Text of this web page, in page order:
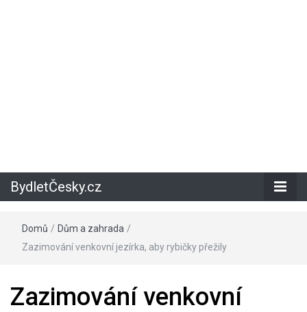
BydletČesky.cz
Domů / Dům a zahrada /
Zazimování venkovní jezírka, aby rybičky přežily
Zazimování venkovní